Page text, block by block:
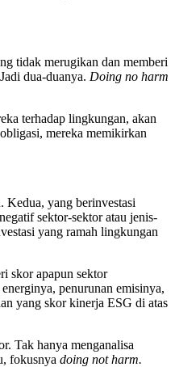
tidak merugikan dan memberi
dua-duanya. Doing no harm
terhadap lingkungan, akan
mereka memikirkan
Kedua, yang berinvestasi
sektor-sektor atau jenis-
yang ramah lingkungan
skor apapun sektor
penurunan emisinya,
yang skor kinerja ESG di atas
Tak hanya menganalisa
fokusnya doing not harm.